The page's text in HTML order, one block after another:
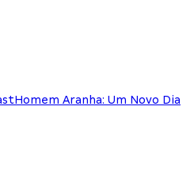
Homem Aranha: Um Novo Dia